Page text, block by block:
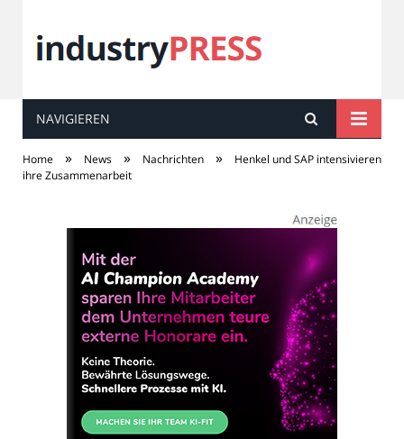
industryPRESS
NAVIGIEREN
Home » News » Nachrichten »
Henkel und SAP intensivieren
ihre Zusammenarbeit